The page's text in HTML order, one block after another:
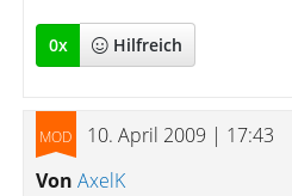
0x Hilfreich
10. April 2009 | 17:43
Von AxelK